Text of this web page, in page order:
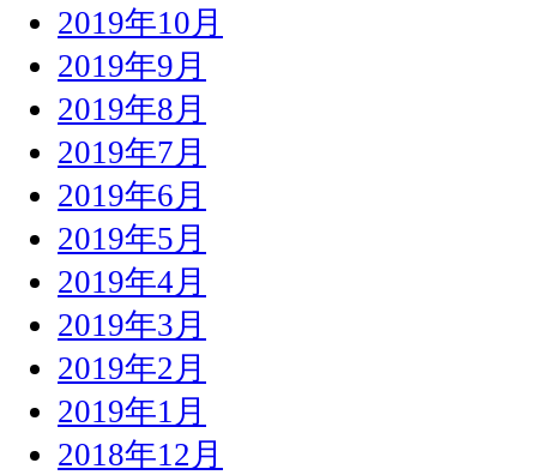
2019年10月
2019年9月
2019年8月
2019年7月
2019年6月
2019年5月
2019年4月
2019年3月
2019年2月
2019年1月
2018年12月